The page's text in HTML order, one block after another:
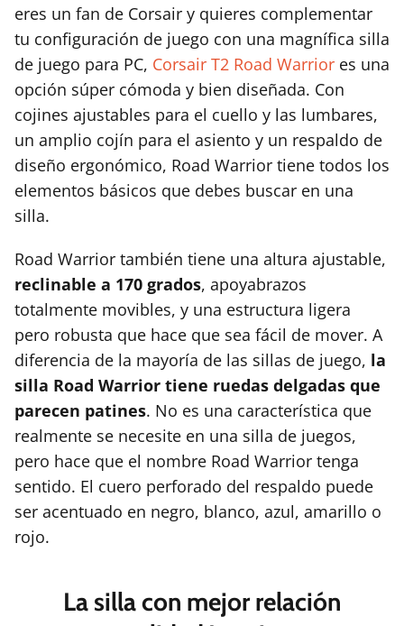
eres un fan de Corsair y quieres complementar
tu configuración de juego con una magnífica silla
de juego para PC, Corsair T2 Road Warrior es una
opción súper cómoda y bien diseñada. Con
cojines ajustables para el cuello y las lumbares,
un amplio cojín para el asiento y un respaldo de
diseño ergonómico, Road Warrior tiene todos los
elementos básicos que debes buscar en una
silla.
Road Warrior también tiene una altura ajustable,
reclinable a 170 grados, apoyabrazos
totalmente movibles, y una estructura ligera
pero robusta que hace que sea fácil de mover. A
diferencia de la mayoría de las sillas de juego, la
silla Road Warrior tiene ruedas delgadas que
parecen patines. No es una característica que
realmente se necesite en una silla de juegos,
pero hace que el nombre Road Warrior tenga
sentido. El cuero perforado del respaldo puede
ser acentuado en negro, blanco, azul, amarillo o
rojo.
La silla con mejor relación